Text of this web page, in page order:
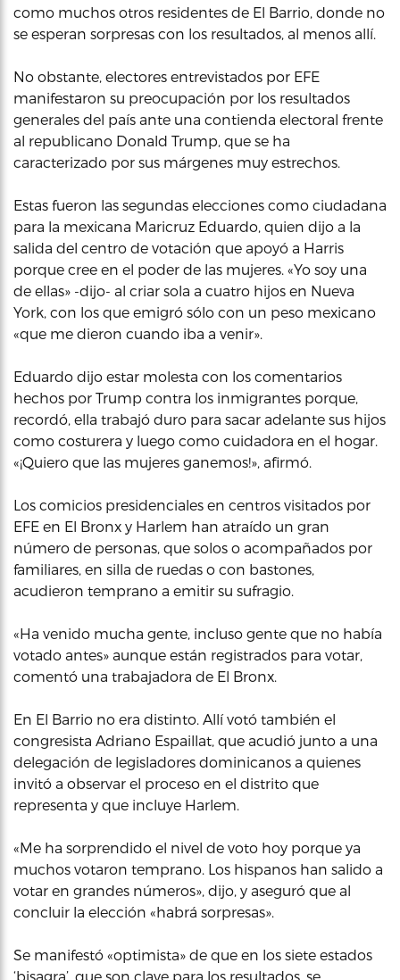
como muchos otros residentes de El Barrio, donde no
se esperan sorpresas con los resultados, al menos allí.
No obstante, electores entrevistados por EFE
manifestaron su preocupación por los resultados
generales del país ante una contienda electoral frente
al republicano Donald Trump, que se ha
caracterizado por sus márgenes muy estrechos.
Estas fueron las segundas elecciones como ciudadana
para la mexicana Maricruz Eduardo, quien dijo a la
salida del centro de votación que apoyó a Harris
porque cree en el poder de las mujeres. «Yo soy una
de ellas» -dijo- al criar sola a cuatro hijos en Nueva
York, con los que emigró sólo con un peso mexicano
«que me dieron cuando iba a venir».
Eduardo dijo estar molesta con los comentarios
hechos por Trump contra los inmigrantes porque,
recordó, ella trabajó duro para sacar adelante sus hijos
como costurera y luego como cuidadora en el hogar.
«¡Quiero que las mujeres ganemos!», afirmó.
Los comicios presidenciales en centros visitados por
EFE en El Bronx y Harlem han atraído un gran
número de personas, que solos o acompañados por
familiares, en silla de ruedas o con bastones,
acudieron temprano a emitir su sufragio.
«Ha venido mucha gente, incluso gente que no había
votado antes» aunque están registrados para votar,
comentó una trabajadora de El Bronx.
En El Barrio no era distinto. Allí votó también el
congresista Adriano Espaillat, que acudió junto a una
delegación de legisladores dominicanos a quienes
invitó a observar el proceso en el distrito que
representa y que incluye Harlem.
«Me ha sorprendido el nivel de voto hoy porque ya
muchos votaron temprano. Los hispanos han salido a
votar en grandes números», dijo, y aseguró que al
concluir la elección «habrá sorpresas».
Se manifestó «optimista» de que en los siete estados
‘bisagra’, que son clave para los resultados, se